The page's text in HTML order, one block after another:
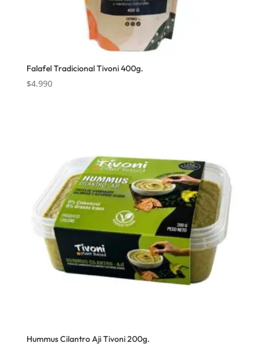
Falafel Tradicional Tivoni 400g.
$4.990
Hummus Cilantro Aji Tivoni 200g.